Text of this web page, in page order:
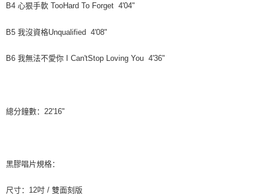
B4 心狠手軟 TooHard To Forget 4'04"
B5 我沒資格Unqualified 4'08"
B6 我無法不愛你 I Can'tStop Loving You 4'36"
總分鐘數： 22'16"
黑膠唱片規格：
尺寸： 12吋 / 雙面刻版